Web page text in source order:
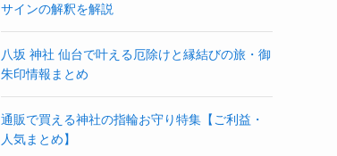
サインの解釈を解説
八坂 神社 仙台で叶える厄除けと縁結びの旅・御
朱印情報まとめ
通販で買える神社の指輪お守り特集【ご利益・
人気まとめ】